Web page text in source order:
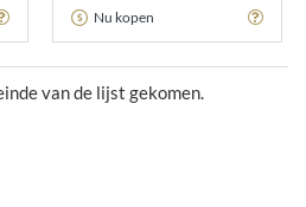
Nu kopen
van de lijst gekomen.